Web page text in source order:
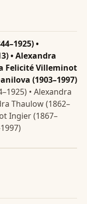
•
• Alexandra
Felicité Villeminot
(1903–1997)
• Alexandra
Thaulow (1862–
Ingier (1867–